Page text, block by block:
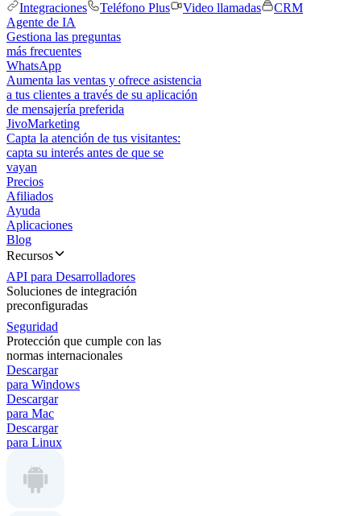
Integraciones
Teléfono Plus Video llamadas
CRM
Agente de IA
Gestiona las preguntas
más frecuentes
WhatsApp
Aumenta las ventas y ofrece asistencia
a tus clientes a través de su aplicación
de mensajería preferida
JivoMarketing
Capta la atención de tus visitantes:
capta su interés antes de que se
vayan
Precios
Afiliados
Ayuda
Aplicaciones
Blog
Recursos
API para Desarrolladores
Soluciones de integración
preconfiguradas
Seguridad
Protección que cumple con las
normas internacionales
Descargar
para Windows
Descargar
para Mac
Descargar
para Linux